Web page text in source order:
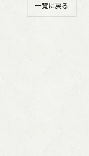
一覧に戻る